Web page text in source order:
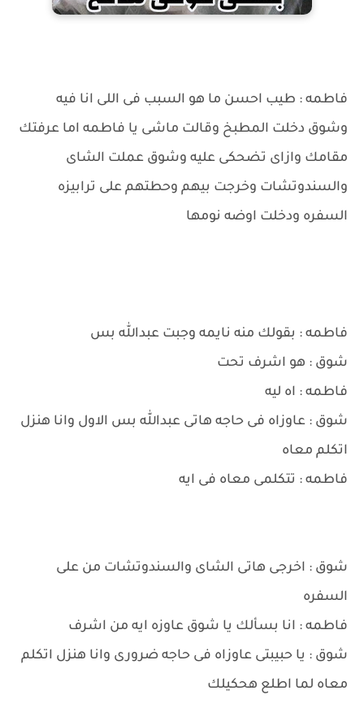
فاطمه : طيب احسن ما هو السبب فى اللى انا فيه
وشوق دخلت المطبخ وقالت ماشى يا فاطمه اما عرفتك
مقامك وازاى تضحكى عليه وشوق عملت الشاى
والسندوتشات وخرجت بيهم وحطتهم على ترابيزه
السفره ودخلت اوضه نومها
فاطمه : بقولك منه نايمه وجبت عبدالله بس
شوق : هو اشرف تحت
فاطمه : اه ليه
شوق : عاوزاه فى حاجه هاتى عبدالله بس الاول وانا هنزل
اتكلم معاه
فاطمه : تتكلمى معاه فى ايه
شوق : اخرجى هاتى الشاى والسندوتشات من على
السفره
فاطمه : انا بسألك يا شوق عاوزه ايه من اشرف
شوق : يا حبيبتى عاوزاه فى حاجه ضرورى وانا هنزل اتكلم
معاه لما اطلع هحكيلك